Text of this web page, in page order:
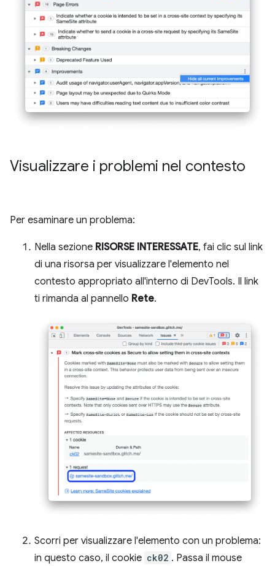
Visualizzare i problemi nel contesto
Per esaminare un problema:
Nella sezione RISORSE INTERESSATE, fai clic sul link
di una risorsa per visualizzare l'elemento nel
contesto appropriato all'interno di DevTools. Il link
ti rimanda al pannello Rete.
Scorri per visualizzare l'elemento con un problema:
in questo caso, il cookie ck02 . Passa il mouse